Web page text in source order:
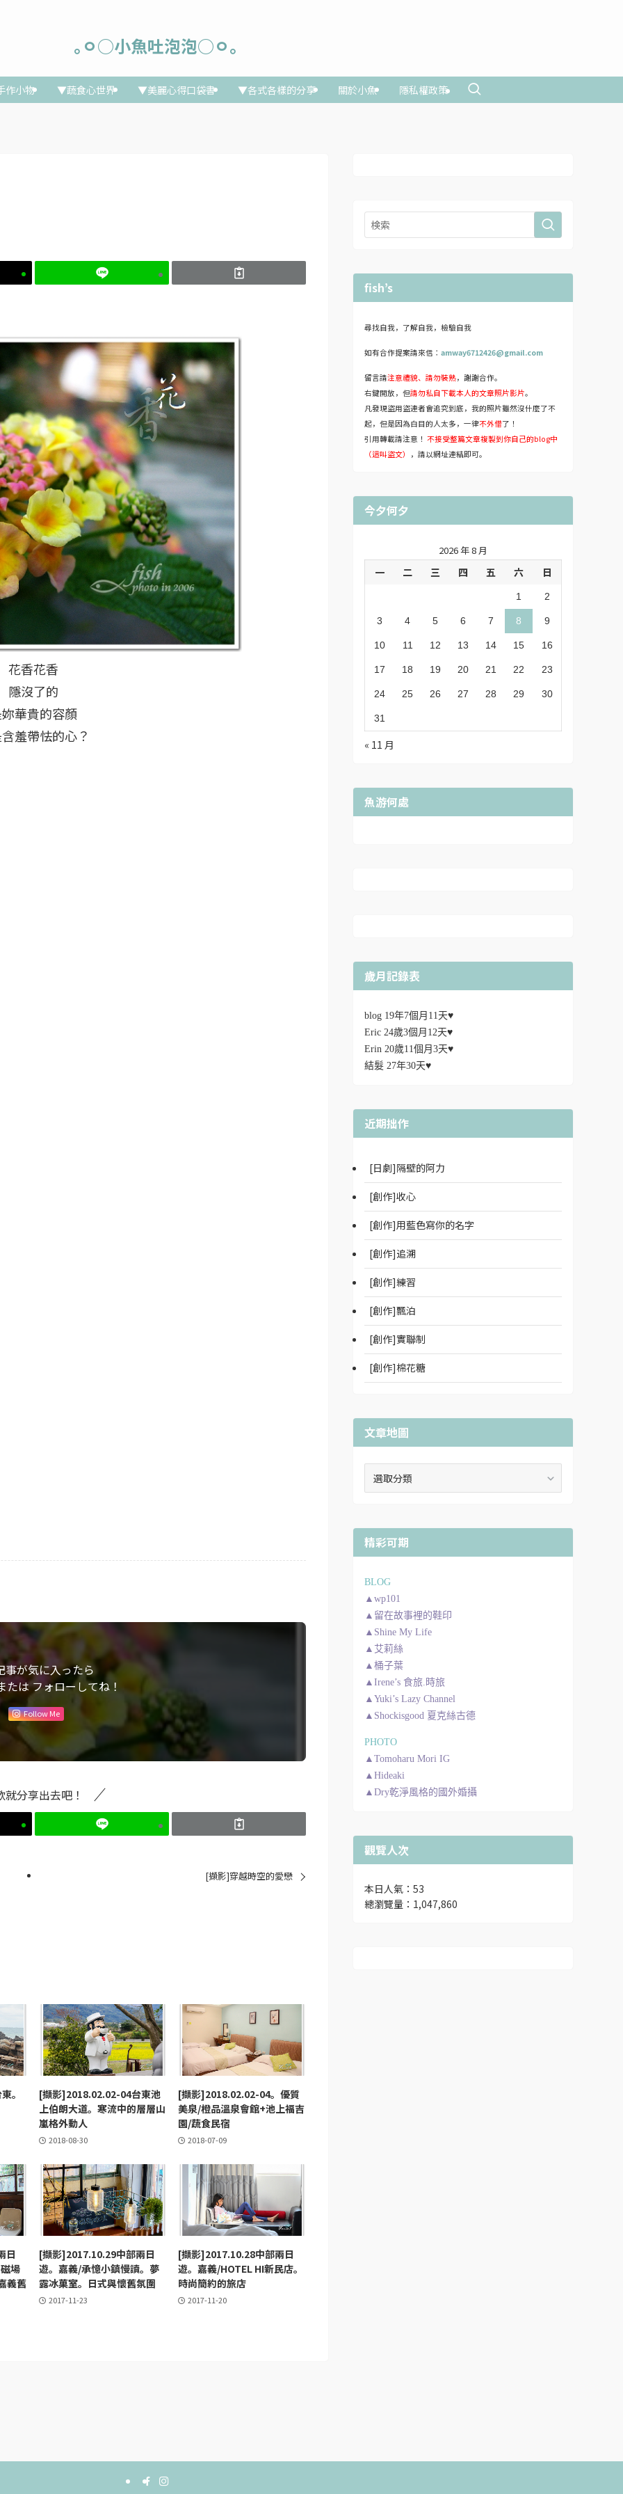
｡ㅇ○小魚吐泡泡○ㅇ｡
小物 ▼蔬食心世界 ▼美麗心得口袋書 ▼各式各樣的分享 關於小魚 隱私權政策
花香花香
隱沒了的
華貴的容顏
羞帶怯的心？
事が気に入ったら
は フォローしてね！
Follow Me
就分享出去吧！
[擷影]穿越時空的愛戀
。
[擷影]2018.02.02-04台東池
上伯朗大道。寒流中的層層山
嵐格外動人
2018-08-30
[擷影]2018.02.02-04。優質
美泉/橙品溫泉會館+池上福吉
園/蔬食民宿
2018-07-09
日
場
義舊
[擷影]2017.10.29中部兩日
遊。嘉義/承憶小鎮慢讀。夢
露冰菓室。日式與懷舊氛圍
2017-11-23
[擷影]2017.10.28中部兩日
遊。嘉義/HOTEL HI新民店。
時尚簡約的旅店
2017-11-20
fish’s
尋找自我，了解自我，檢驗自我
如有合作提案請來信： amway6712426@gmail.com
留言請注意禮貌、請勿裝熟，謝謝合作。
右鍵開放，但請勿私自下載本人的文章照片影片。
凡發現盜用盜連者會追究到底，我的照片雖然沒什麼了不
起，但是因為白目的人太多，一律不外借了！
引用轉載請注意！ 不接受整篇文章複製到你自己的blog中
（這叫盜文）
，請以網址連結即可。
今夕何夕
2026 年 8 月
一 二 三 四 五 六 日
1 2
3 4 5 6 7 8 9
10 11 12 13 14 15 16
17 18 19 20 21 22 23
24 25 26 27 28 29 30
31
« 11 月
魚游何處
歲月記錄表
blog 19年7個月11天♥
Eric 24歲3個月12天♥
Erin 20歲11個月3天♥
結髮 27年30天♥
近期拙作
[日劇]隔壁的阿力
[創作]收心
[創作]用藍色寫你的名字
[創作]追溯
[創作]練習
[創作]飄泊
[創作]實聯制
[創作]棉花糖
文章地圖
精彩可期
BLOG
▲wp101
▲留在故事裡的鞋印
▲Shine My Life
▲艾莉絲
▲桶子葉
▲Irene’s 食旅.時旅
▲Yuki’s Lazy Channel
▲Shockisgood 夏克絲古德
PHOTO
▲Tomoharu Mori IG
▲Hideaki
▲Dry乾淨風格的國外婚攝
觀覽人次
本日人氣：53
總瀏覽量：1,047,860